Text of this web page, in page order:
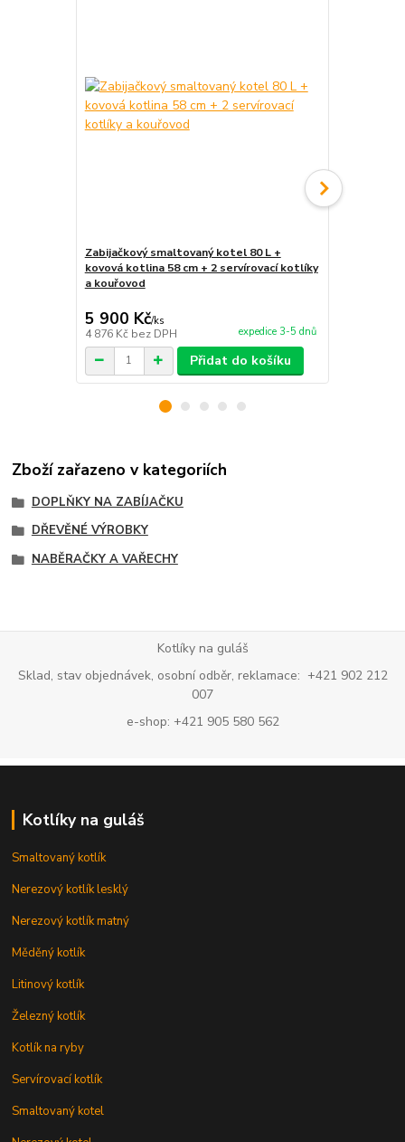
Zabijačkový smaltovaný kotel 80 L +
kovová kotlina 58 cm + 2 servírovací kotlíky
a kouřovod
5 900 Kč/ks
4 876 Kč bez DPH expedice 3-5 dnů
Přidat do košíku
Zboží zařazeno v kategoriích
DOPLŇKY NA ZABÍJAČKU
DŘEVĚNÉ VÝROBKY
NABĚRAČKY A VAŘECHY
Kotlíky na guláš
Sklad, stav objednávek, osobní odběr, reklamace: +421 902 212
007
e-shop: +421 905 580 562
Kotlíky na guláš
Smaltovaný kotlík
Nerezový kotlík lesklý
Nerezový kotlík matný
Měděný kotlík
Litinový kotlík
Železný kotlík
Kotlík na ryby
Servírovací kotlík
Smaltovaný kotel